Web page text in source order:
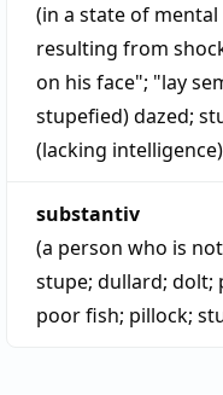
(in a state of
resulting from
on his face"; "lay
stupefied)dazed;
(lacking intelligence)
substantiv
(a person who is
stupe; dullard; dolt;
poor fish; pillock;